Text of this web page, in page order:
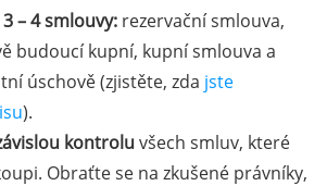
3 – 4 smlouvy: rezervační smlouva,
budoucí kupní, kupní smlouva a
úschově (zjistěte, zda jste
).
kontrolu všech smluv, které
Obraťte se na zkušené právníky,